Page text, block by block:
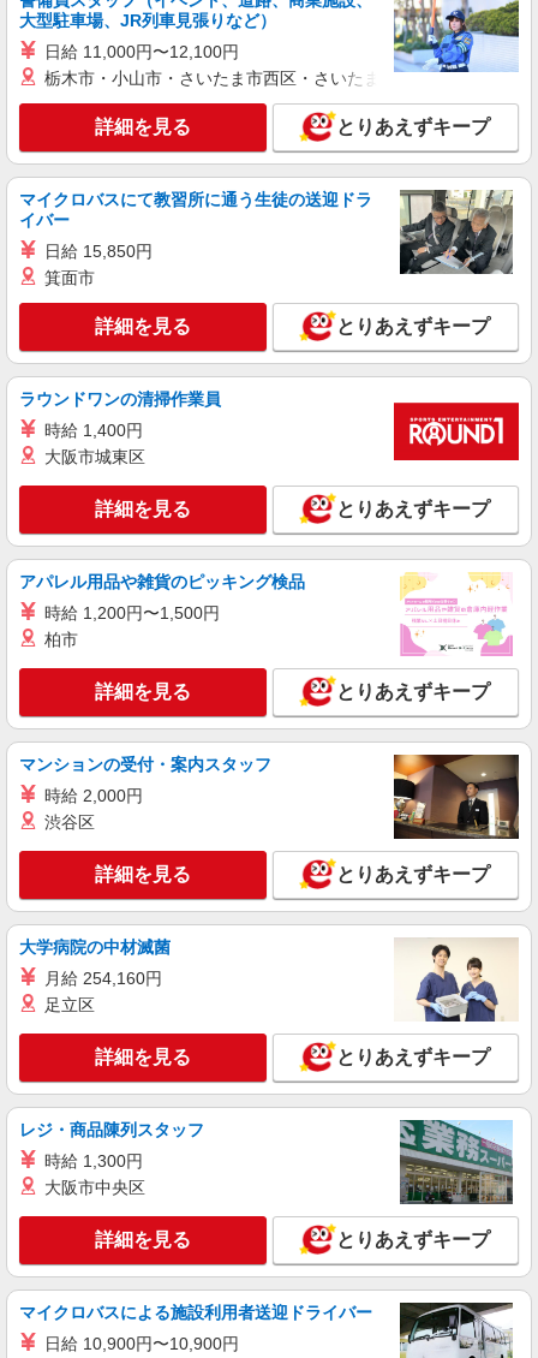
大型駐車場、JR列車見張りなど）
日給 11,000円〜12,100円
栃木市・小山市・さいたま市西区・さいたま市岩槻区・久喜市・
詳細を見る とりあえずキープ
マイクロバスにて教習所に通う生徒の送迎ドラ
イバー
日給 15,850円
箕面市
詳細を見る とりあえずキープ
ラウンドワンの清掃作業員
時給 1,400円
大阪市城東区
詳細を見る とりあえずキープ
アパレル用品や雑貨のピッキング検品
時給 1,200円〜1,500円
柏市
詳細を見る とりあえずキープ
マンションの受付・案内スタッフ
時給 2,000円
渋谷区
詳細を見る とりあえずキープ
大学病院の中材滅菌
月給 254,160円
足立区
詳細を見る とりあえずキープ
レジ・商品陳列スタッフ
時給 1,300円
大阪市中央区
詳細を見る とりあえずキープ
マイクロバスによる施設利用者送迎ドライバー
日給 10,900円〜10,900円